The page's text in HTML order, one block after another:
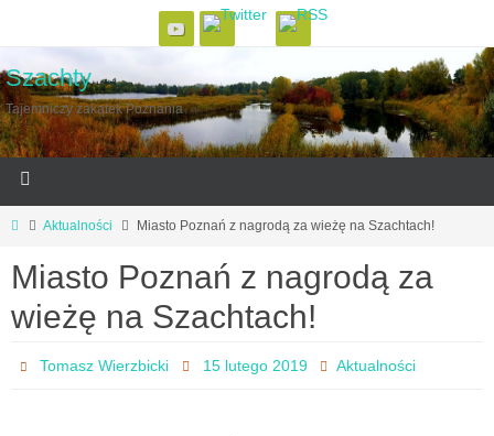
Szachty
Tajemniczy zakątek Poznania
Aktualności Miasto Poznań z nagrodą za wieżę na Szachtach!
Miasto Poznań z nagrodą za
wieżę na Szachtach!
Tomasz Wierzbicki 15 lutego 2019 Aktualności